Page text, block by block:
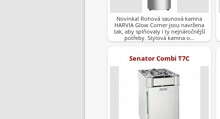
Novinka! Rohová saunová kamna
HARVIA Glow Corner jsou navržena
tak, aby splňovaly i ty nejnáročnější
potřeby. Stylová kamna o…
Senator Combi T7C